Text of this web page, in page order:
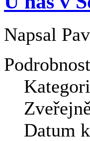
Napsal
Datum